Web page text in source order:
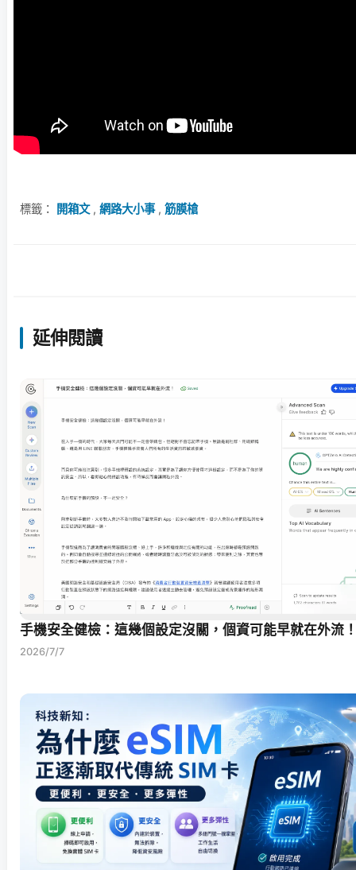
標籤： 開箱文, 網路大小事, 筋膜槍
延伸閱讀
手機安全健檢：這幾個設定沒關，個資可能早就在外流
2026/7/7